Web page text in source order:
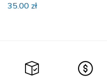
35.00 zł